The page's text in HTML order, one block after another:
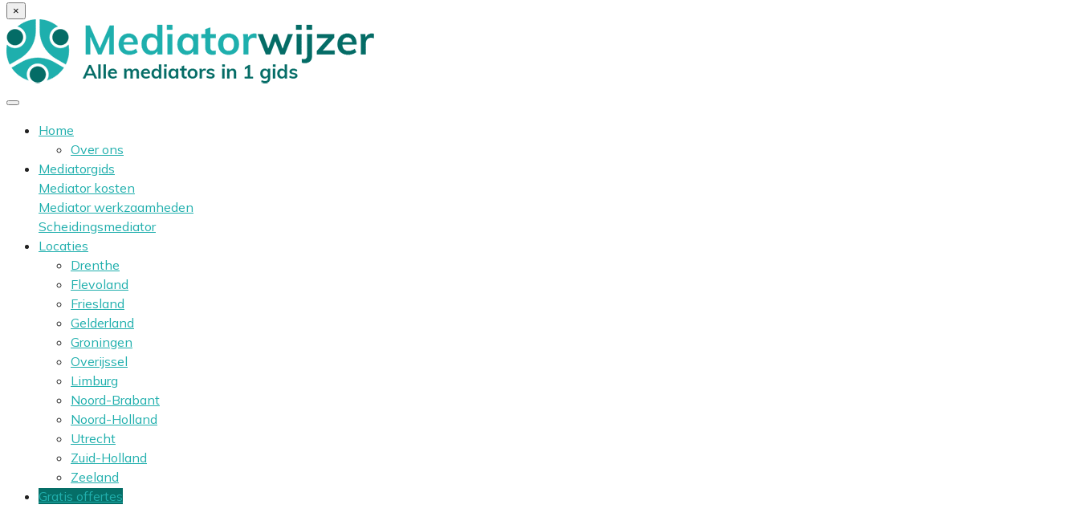
×
Home
Over ons
Mediatorgids
Mediator kosten
Mediator werkzaamheden
Scheidingsmediator
Locaties
Drenthe
Flevoland
Friesland
Gelderland
Groningen
Overijssel
Limburg
Noord-Brabant
Noord-Holland
Utrecht
Zuid-Holland
Zeeland
Gratis offertes